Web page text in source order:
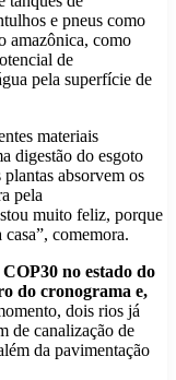
e pneus como
amazônica, como
de
pela superfície de
materiais
digestão do esgoto
absorvem os
pela
muito feliz, porque
comemora.
no estado do
do cronograma e,
dois rios já
de canalização de
da pavimentação